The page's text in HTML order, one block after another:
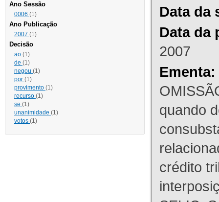
Ano Sessão
0006 (1)
Ano Publicação
2007 (1)
Decisão
ao (1)
de (1)
negou (1)
por (1)
provimento (1)
recurso (1)
se (1)
unanimidade (1)
votos (1)
Data da
Data da
2007
Ementa:
quando
crédito